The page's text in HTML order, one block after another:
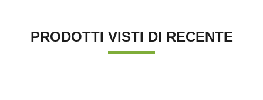
PRODOTTI VISTI DI RECENTE